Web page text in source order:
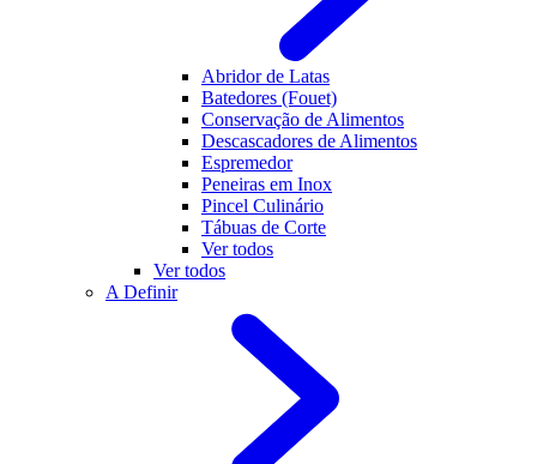
Abridor de Latas
Batedores (Fouet)
Conservação de Alimentos
Descascadores de Alimentos
Espremedor
Peneiras em Inox
Pincel Culinário
Tábuas de Corte
Ver todos
Ver todos
A Definir